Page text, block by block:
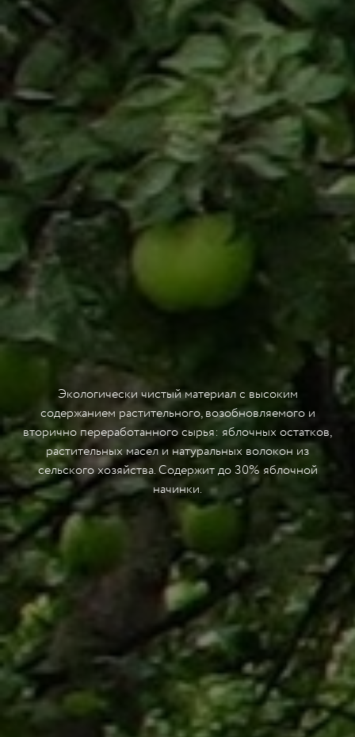
Экологически чистый материал с высоким
содержанием растительного, возобновляемого и
вторично переработанного сырья: яблочных остатков,
растительных масел и натуральных волокон из
сельского хозяйства. Содержит до 30% яблочной
начинки.